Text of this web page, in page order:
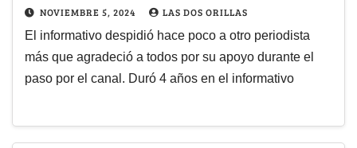
NOVIEMBRE 5, 2024 LAS DOS ORILLAS
El informativo despidió hace poco a otro periodista
más que agradeció a todos por su apoyo durante el
paso por el canal. Duró 4 años en el informativo